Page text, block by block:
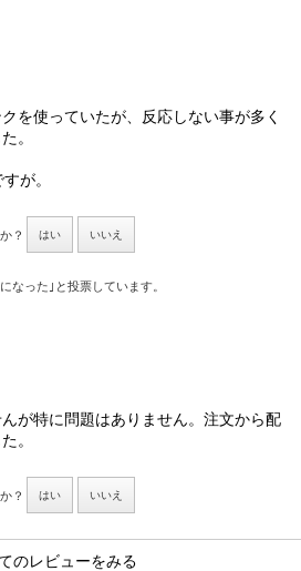
を使っていたが、反応しない事が多く
。
が。
？ はい いいえ
なった｣と投票しています。
が特に問題はありません。注文から配
。
？ はい いいえ
のレビューをみる